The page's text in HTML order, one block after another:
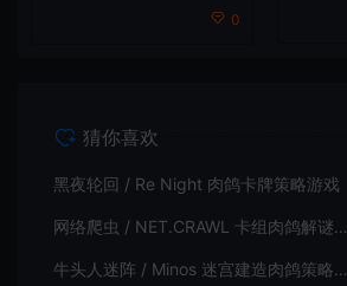
0
猜你喜欢
黑夜轮回 / Re Night 肉鸽卡牌策略游戏
网络爬虫 / NET.CRAWL 卡组肉鸽解谜策略游戏
牛头人迷阵 / Minos 迷宫建造肉鸽策略游戏